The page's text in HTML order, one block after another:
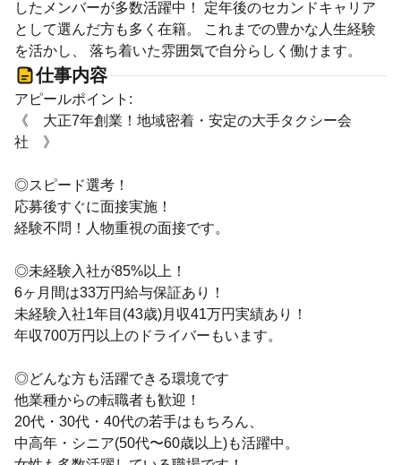
したメンバーが多数活躍中！ 定年後のセカンドキャリア
として選んだ方も多く在籍。 これまでの豊かな人生経験
を活かし、 落ち着いた雰囲気で自分らしく働けます。
仕事内容
アピールポイント:
《 大正7年創業！地域密着・安定の大手タクシー会
社 》
◎スピード選考！
応募後すぐに面接実施！
経験不問！人物重視の面接です。
◎未経験入社が85%以上！
6ヶ月間は33万円給与保証あり！
未経験入社1年目(43歳)月収41万円実績あり！
年収700万円以上のドライバーもいます。
◎どんな方も活躍できる環境です
他業種からの転職者も歓迎！
20代・30代・40代の若手はもちろん、
中高年・シニア(50代〜60歳以上)も活躍中。